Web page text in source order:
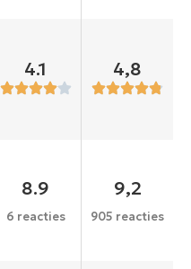
4.1 4,8
8.9
6 reacties
9,2
905 reacties